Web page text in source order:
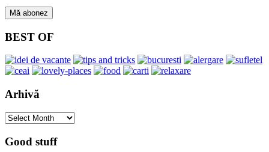
BEST OF
Arhivă
Arhivă
Good stuff